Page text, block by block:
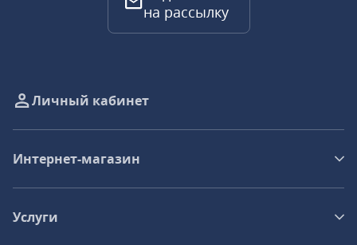
на рассылку
Личный кабинет
Интернет-магазин
Услуги